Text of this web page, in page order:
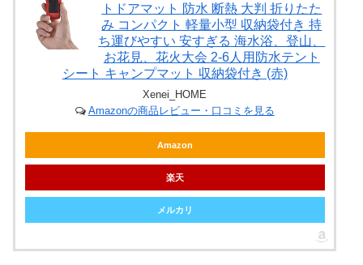
トドアマット 防水 断熱 大判 折りたた
み コンパクト 軽量小型 収納袋付き 持
ち運びやすい 安すぎる 海水浴、登山、
お花見、花火大会 2-6人用防水テント
シート キャンプマット 収納袋付き (赤)
Xenei_HOME
Amazonの商品レビュー・口コミを見る
Amazon
楽天
メルカリ